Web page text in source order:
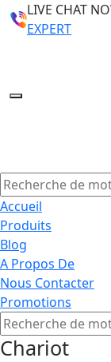
LIVE CHAT
EXPERT
Accueil
Produits
Blog
A Propos De
Nous Contacter
Promotions
Chariot